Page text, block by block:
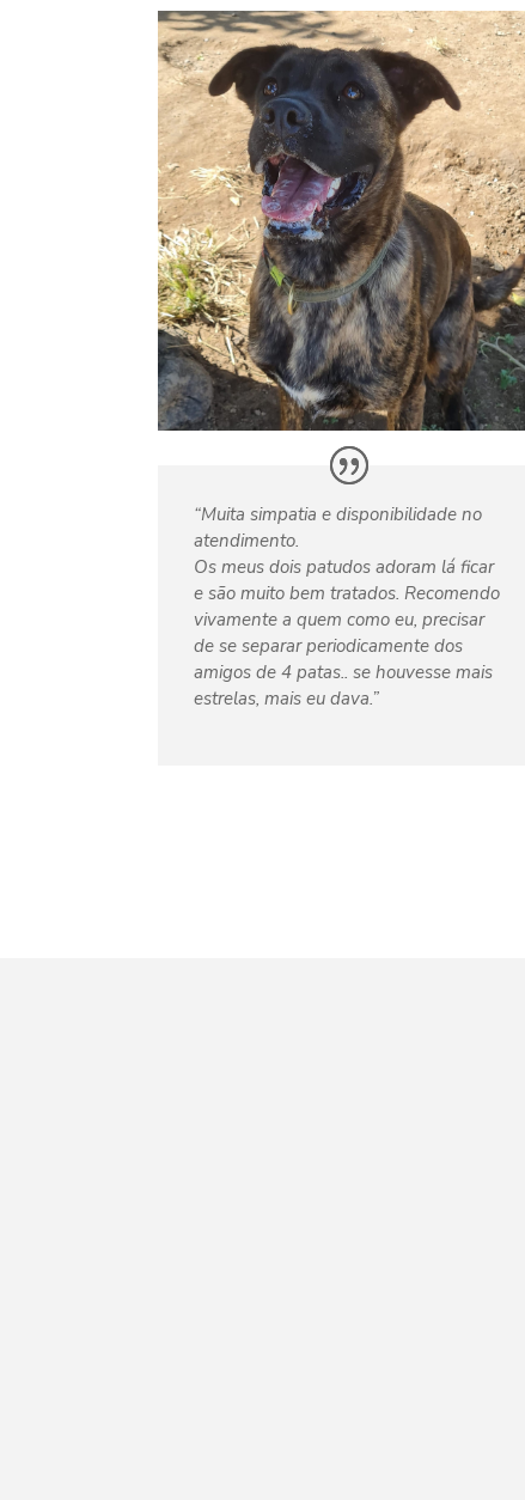
“Muita simpatia e disponibilidade no
atendimento.
Os meus dois patudos adoram lá ficar
e são muito bem tratados. Recomendo
vivamente a quem como eu, precisar
de se separar periodicamente dos
amigos de 4 patas.. se houvesse mais
estrelas, mais eu dava.”